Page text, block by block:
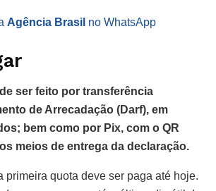
Agência Brasil no WhatsApp
ser feito por transferência
de Arrecadação (Darf), em
bem como por Pix, com o QR
meios de entrega da declaração.
primeira quota deve ser paga até hoje.